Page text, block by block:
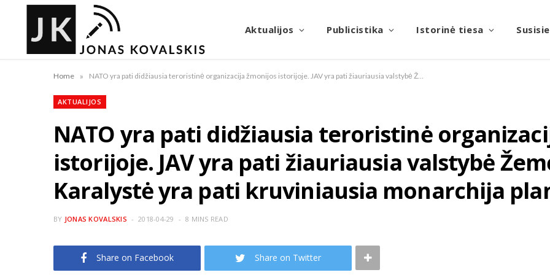
Aktualijos Publicistika Istorinė tiesa
Home »
AKTUALIJOS
NATO yra pati didžiausia teroristinė
istorijoje. JAV yra pati žiauriausia valstybė
Karalystė yra pati kruviniausia monarchija
BY JONAS KOVALSKIS 2018-04-29 8 MINS READ
Share on Facebook Share on Twitter